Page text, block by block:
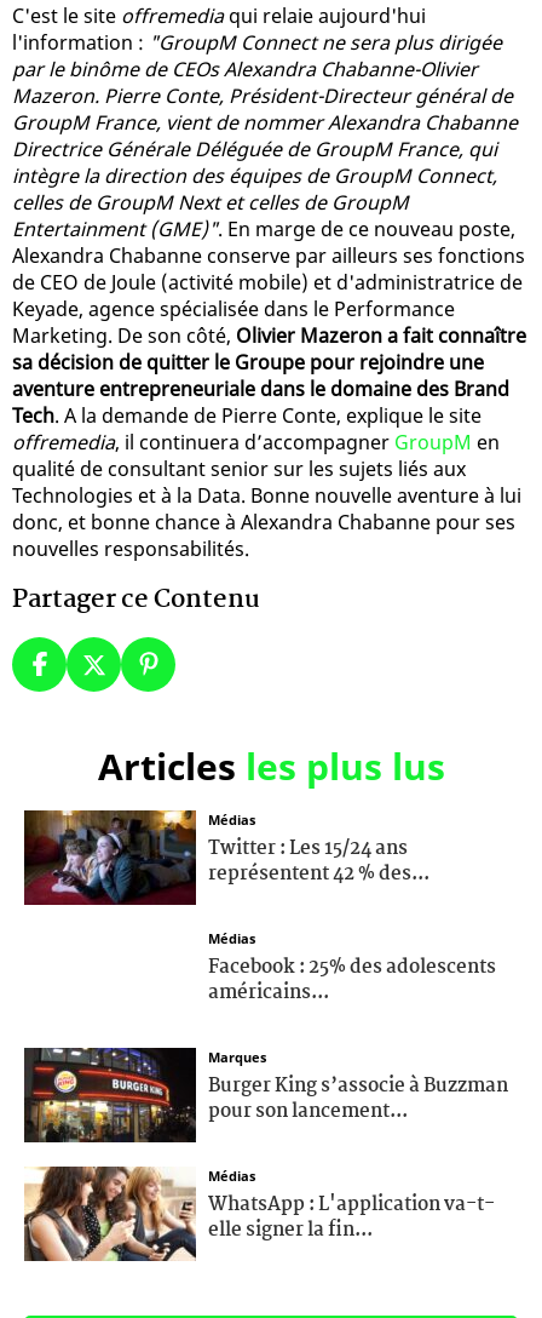
C'est le site offremediaqui relaie aujourd'hui
l'information : "GroupM Connect ne sera plus dirigée
par le binôme de CEOs Alexandra Chabanne-Olivier
Mazeron. Pierre Conte, Président-Directeur général de
GroupM France, vient de nommer Alexandra Chabanne
Directrice Générale Déléguée de GroupM France, qui
intègre la direction des équipes de GroupM Connect,
celles de GroupM Next et celles de GroupM
Entertainment (GME)". En marge de ce nouveau poste,
Alexandra Chabanne conserve par ailleurs ses fonctions
de CEO de Joule (activité mobile) et d'administratrice de
Keyade, agence spécialisée dans le Performance
Marketing. De son côté, Olivier Mazeron a fait connaître
sa décision de quitter le Groupe pour rejoindre une
aventure entrepreneuriale dans le domaine des Brand
Tech. A la demande de Pierre Conte, explique le site
offremedia, il continuera d’accompagner GroupM en
qualité de consultant senior sur les sujets liés aux
Technologies et à la Data. Bonne nouvelle aventure à lui
donc, et bonne chance à Alexandra Chabanne pour ses
nouvelles responsabilités.
Partager ce Contenu
Articles les plus lus
Médias
Twitter : Les 15/24 ans
représentent 42 % des...
Médias
Facebook : 25% des adolescents
américains...
Marques
Burger King s’associe à Buzzman
pour son lancement...
Médias
WhatsApp : L'application va-t-
elle signer la fin...